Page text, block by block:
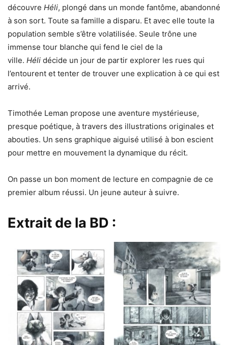
découvre Héli, plongé dans un monde fantôme, abandonné
à son sort. Toute sa famille a disparu. Et avec elle toute la
population semble s’être volatilisée. Seule trône une
immense tour blanche qui fend le ciel de la
ville. Héli décide un jour de partir explorer les rues qui
l’entourent et tenter de trouver une explication à ce qui est
arrivé.
Timothée Leman propose une aventure mystérieuse,
presque poétique, à travers des illustrations originales et
abouties. Un sens graphique aiguisé utilisé à bon escient
pour mettre en mouvement la dynamique du récit.
On passe un bon moment de lecture en compagnie de ce
premier album réussi. Un jeune auteur à suivre.
Extrait de la BD :